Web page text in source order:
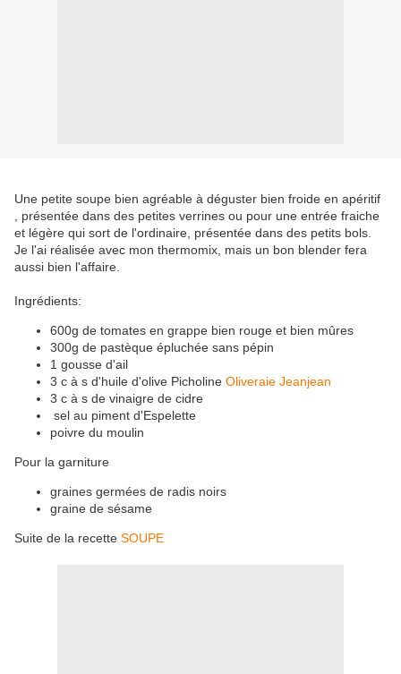
Une petite soupe bien agréable à déguster bien froide en apéritif
, présentée dans des petites verrines ou pour une entrée fraiche
et légère qui sort de l'ordinaire, présentée dans des petits bols.
Je l'ai réalisée avec mon thermomix, mais un bon blender fera
aussi bien l'affaire.
Ingrédients:
600g de tomates en grappe bien rouge et bien mûres
300g de pastèque épluchée sans pépin
1 gousse d'ail
3 c à s d'huile d'olive Picholine Oliveraie Jeanjean
3 c à s de vinaigre de cidre
sel au piment d'Espelette
poivre du moulin
Pour la garniture
graines germées de radis noirs
graine de sésame
Suite de la recette SOUPE